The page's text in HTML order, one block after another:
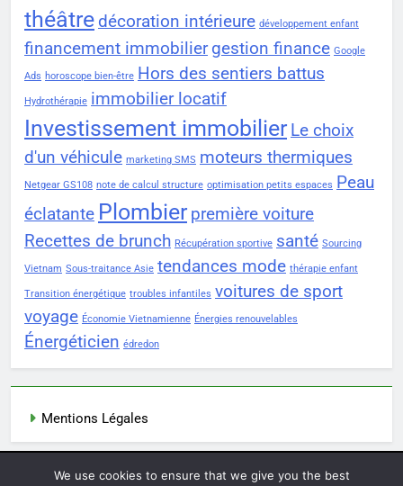
théâtre décoration intérieure développement enfant
financement immobilier gestion finance Google
Ads horoscope bien-être Hors des sentiers battus
Hydrothérapie immobilier locatif
Investissement immobilier Le choix
d'un véhicule marketing SMS moteurs thermiques
Netgear GS108 note de calcul structure optimisation petits espaces Peau
éclatante Plombier première voiture
Recettes de brunch Récupération sportive santé Sourcing
Vietnam Sous-traitance Asie tendances mode thérapie enfant
Transition énergétique troubles infantiles voitures de sport
voyage Économie Vietnamienne Énergies renouvelables
Énergéticien édredon
Mentions Légales
Newsmatic - News WordPress Theme 2026. Powered By
We use cookies to ensure that we give you the best